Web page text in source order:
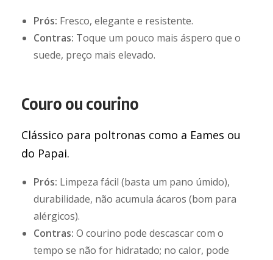
Prós: Fresco, elegante e resistente.
Contras: Toque um pouco mais áspero que o
suede, preço mais elevado.
Couro ou courino
Clássico para poltronas como a Eames ou
do Papai.
Prós: Limpeza fácil (basta um pano úmido),
durabilidade, não acumula ácaros (bom para
alérgicos).
Contras: O courino pode descascar com o
tempo se não for hidratado; no calor, pode